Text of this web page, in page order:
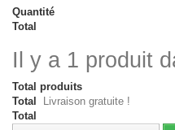
Quantité
Total
Il y a 1 produit
Total produits
Total
Livraison gratuite !
Total